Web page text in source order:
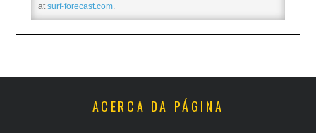
atsurf-forecast.com.
ACERCA DA PÁGINA